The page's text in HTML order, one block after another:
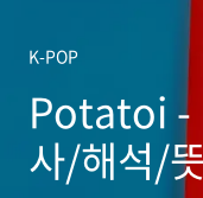
K-POP
Potatoi -
사/해석/